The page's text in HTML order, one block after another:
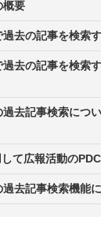
概要
グの「過去記事検
去の記事を検索
キーワード」を
ワード 一致条件
指定」する
絞り込み」を設定
去の記事を検索
のぼれるのは過去
去記事検索につ
調査」と「過去記
て広報活動の
去記事検索機能